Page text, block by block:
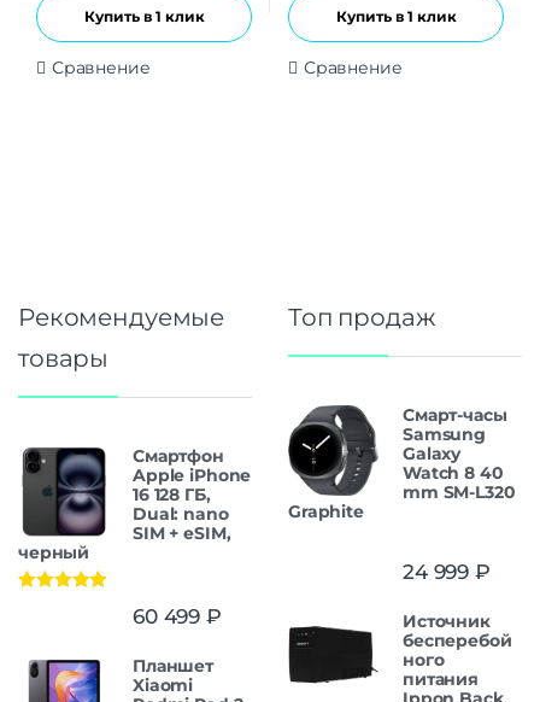
Купить в 1 клик
Сравнение
Купить в 1 клик
Сравнение
Рекомендуемые
товары
Смартфон
Apple iPhone
16 128 ГБ,
Dual: nano
SIM + eSIM,
черный
60 499 ₽
Планшет
Xiaomi
Топ продаж
Смарт-часы
Samsung
Galaxy
Watch 8 40
mm SM-L320
Graphite
24 999 ₽
Источник
бесперебой
ного
питания